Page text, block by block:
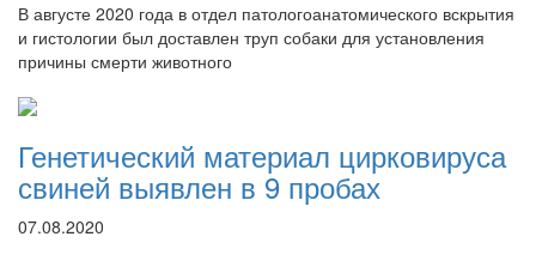
В августе 2020 года в отдел патологоанатомического вскрытия
и гистологии был доставлен труп собаки для установления
причины смерти животного
Генетический материал цирковируса
свиней выявлен в 9 пробах
07.08.2020